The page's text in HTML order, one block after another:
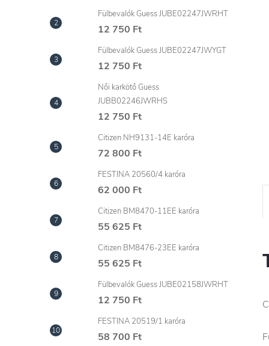
Fülbevalók Guess JUBE02247JWRHT
12 750 Ft
Fülbevalók Guess JUBE02247JWYGT
12 750 Ft
Női karkötő Guess
JUBB02246JWRHS
12 750 Ft
Citizen NH9131-14E karóra
72 800 Ft
FESTINA 20560/4 karóra
62 000 Ft
Citizen BM8470-11EE karóra
55 625 Ft
Citizen BM8476-23EE karóra
55 625 Ft
Fülbevalók Guess JUBE02158JWRHT
12 750 Ft
FESTINA 20519/1 karóra
58 700 Ft